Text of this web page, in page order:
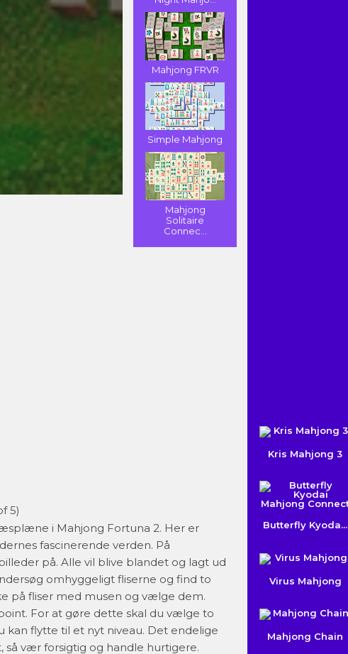
Mahjong FRVR
Simple Mahjong
Mahjong
Solitaire
Connec...
5)
i Mahjong Fortuna 2. Her er
fascinerende verden. På
på. Alle vil blive blandet og lagt ud
omhyggeligt fliserne og find to
på fliser med musen og vælge dem.
For at gøre dette skal du vælge to
kan flytte til et nyt niveau. Det endelige
så vær forsigtig og handle hurtigere.
Kris Mahjong 3
Butterfly Kyoda...
Virus Mahjong
Mahjong Chain